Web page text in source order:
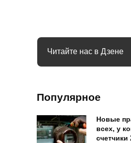
Читайте нас в Дзене
Популярное
Новые
всех, у